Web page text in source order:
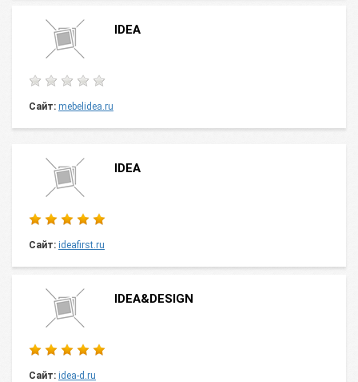
IDEA
Сайт: mebelidea.ru
IDEA
Сайт: ideafirst.ru
IDEA&DESIGN
Сайт: idea-d.ru